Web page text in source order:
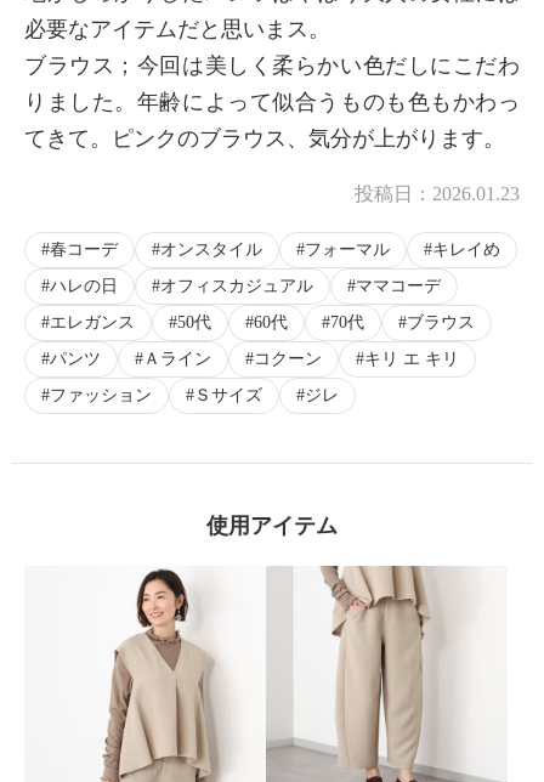
必要なアイテムだと思いまス。
ブラウス；今回は美しく柔らかい色だしにこだわ
りました。年齢によって似合うものも色もかわっ
てきて。ピンクのブラウス、気分が上がります。
投稿日： 2026.01.23
春コーデ オンスタイル フォーマル
キレイめ
ハレの日
オフィスカジュアル
ママコーデ
エレガンス
50代 60代 70代
ブラウス
パンツ
Ａライン コクーン
キリ エ キリ
ファッション
Ｓサイズ ジレ
使用アイテム